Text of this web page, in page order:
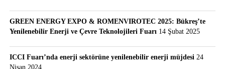
GREEN ENERGY EXPO & ROMENVIROTEC 2025: Bükreş’te
Yenilenebilir Enerji ve Çevre Teknolojileri Fuarı 14 Şubat 2025
ICCI Fuarı’nda enerji sektörüne yenilenebilir enerji müjdesi 24
Nisan 2024